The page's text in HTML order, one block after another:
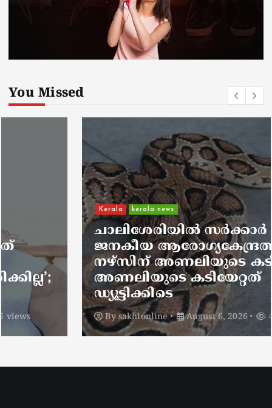
You Missed
kerala news
ചാലിശേരിയില്‍ സര്‍ക്കാര്‍
ജനകീയ ആരോഗ്യകേന്ദ്രത്തില്‍
നഴ്സിന് അണലിയുടെ കടിയേറ്റു;
അണലിയുടെ കടിയേറ്റത്
ഡ്യൂട്ടിക്കിടെ
By sakhionline August 6, 2026 4 views